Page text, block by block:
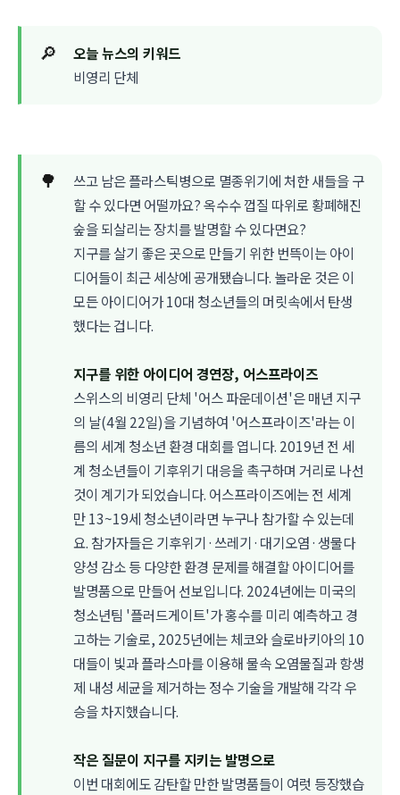
🔎
오늘 뉴스의 키워드
비영리 단체
🌳
쓰고 남은 플라스틱병으로 멸종위기에 처한 새들을 구
할 수 있다면 어떨까요? 옥수수 껍질 따위로 황폐해진
숲을 되살리는 장치를 발명할 수 있다면요?
지구를 살기 좋은 곳으로 만들기 위한 번뜩이는 아이
디어들이 최근 세상에 공개됐습니다. 놀라운 것은 이
모든 아이디어가 10대 청소년들의 머릿속에서 탄생
했다는 겁니다.
지구를 위한 아이디어 경연장, 어스프라이즈
스위스의 비영리 단체 '어스 파운데이션'은 매년 지구
의 날(4월 22일)을 기념하여 '어스프라이즈'라는 이
름의 세계 청소년 환경 대회를 엽니다. 2019년 전 세
계 청소년들이 기후위기 대응을 촉구하며 거리로 나선
것이 계기가 되었습니다. 어스프라이즈에는 전 세계
만 13~19세 청소년이라면 누구나 참가할 수 있는데
요. 참가자들은 기후위기·쓰레기·대기오염·생물다
양성 감소 등 다양한 환경 문제를 해결할 아이디어를
발명품으로 만들어 선보입니다. 2024년에는 미국의
청소년팀 '플러드게이트'가 홍수를 미리 예측하고 경
고하는 기술로, 2025년에는 체코와 슬로바키아의 10
대들이 빛과 플라스마를 이용해 물속 오염물질과 항생
제 내성 세균을 제거하는 정수 기술을 개발해 각각 우
승을 차지했습니다.
작은 질문이 지구를 지키는 발명으로
이번 대회에도 감탄할 만한 발명품들이 여럿 등장했습